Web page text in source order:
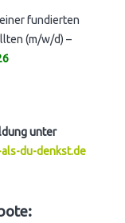
fundierten
(m/w/d) –
unter
du-denkst.de